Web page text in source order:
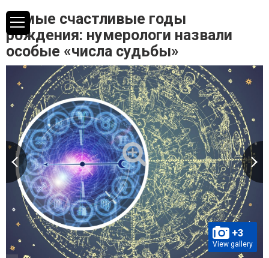
Самые счастливые годы
рождения: нумерологи назвали
особые «числа судьбы»
+3
View gallery